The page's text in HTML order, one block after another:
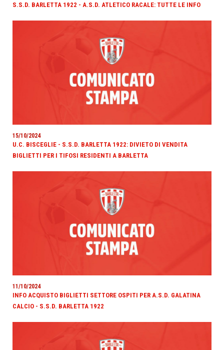
S.S.D. BARLETTA 1922 - A.S.D. ATLETICO RACALE: TUTTE LE INFO
15/10/2024
U.C. BISCEGLIE - S.S.D. BARLETTA 1922: DIVIETO DI VENDITA
BIGLIETTI PER I TIFOSI RESIDENTI A BARLETTA
11/10/2024
INFO ACQUISTO BIGLIETTI SETTORE OSPITI PER A.S.D. GALATINA
CALCIO - S.S.D. BARLETTA 1922